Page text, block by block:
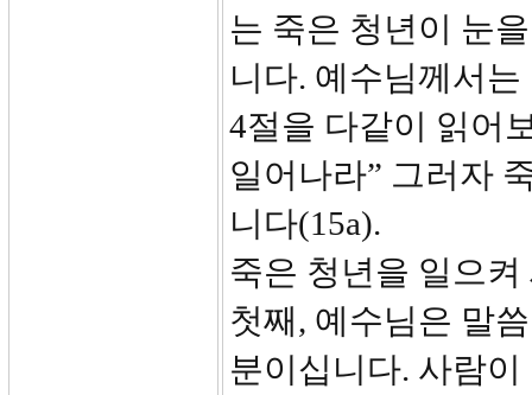
는 죽은 청년이 눈
니다. 예수님께서
4절을 다같이 읽어
일어나라” 그러자
니다(15a).
죽은 청년을 일으
첫째, 예수님은 말
분이십니다. 사람